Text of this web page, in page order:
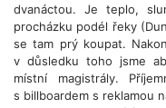
dvanáctou. Je teplo,
procházku podél řeky
se tam prý koupat.
v důsledku toho jsme
místní magistrály.
s billboardem s reklamou